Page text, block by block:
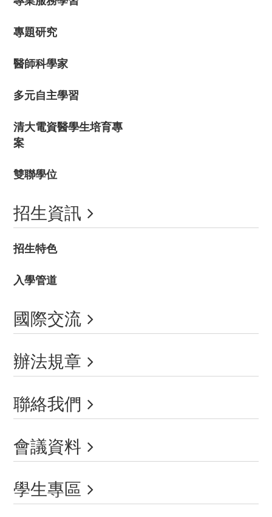
專題研究
醫師科學家
多元自主學習
清大電資醫學生培育專
案
雙聯學位
招生資訊
招生特色
入學管道
國際交流
辦法規章
聯絡我們
會議資料
學生專區